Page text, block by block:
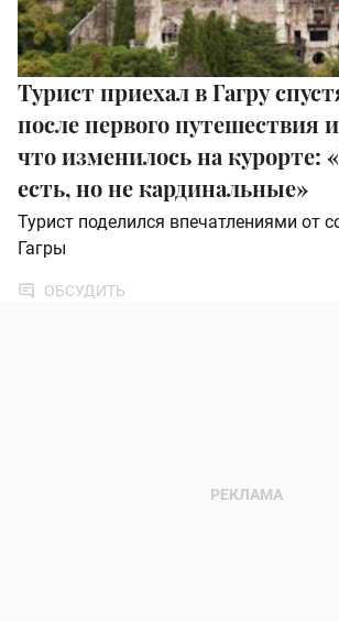
Турист приехал в Гагру
после первого путешествия
что изменилось на курорте:
есть, но не кардинальные»
Турист поделился впечатлениями от
Гагры
ОБСУДИТЬ